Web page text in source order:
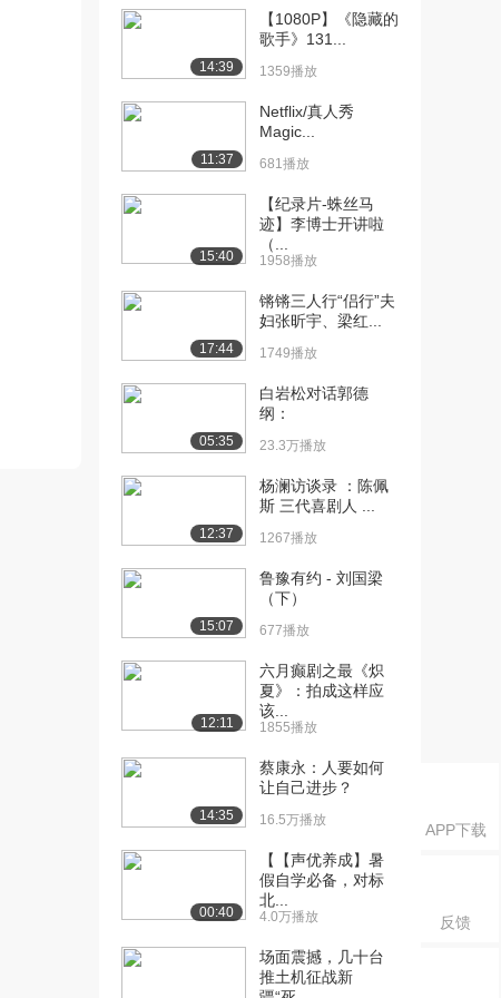
APP下载
反馈
[10] 可凡倾听 蔡康永
8743播放
[11] 可凡倾听 蔡康永
1692播放
[12] 鲁豫有约 蔡康永
1.5万播放
15:24
[13] 鲁豫有约 蔡康永
15:32
[14] 鲁豫有约 蔡康永
15:16
[15] 封面人物 蔡康永
13:30
[16] 封面人物 蔡康永
13:37
[17] 封面人物 蔡康永
（上）（下）
13:23
（下）（上）
（下）（中）
（下）（下）
14:39
【1080P】《隐藏的
歌手》131...
1359播放
11:37
Netflix/真人秀
Magic...
681播放
15:40
【纪录片-蛛丝马
迹】李博士开讲啦
（...
1958播放
17:44
锵锵三人行“侣行”夫
妇张昕宇、梁红...
1749播放
05:35
白岩松对话郭德
纲：
23.3万播放
12:37
杨澜访谈录 ：陈佩
斯 三代喜剧人 ...
1267播放
15:07
鲁豫有约 - 刘国梁
（下）
677播放
12:11
六月癫剧之最《炽
夏》：拍成这样应
该...
1855播放
14:35
蔡康永：人要如何
让自己进步？
16.5万播放
00:40
【【声优养成】暑
假自学必备，对标
北...
4.0万播放
场面震撼，几十台
推土机征战新